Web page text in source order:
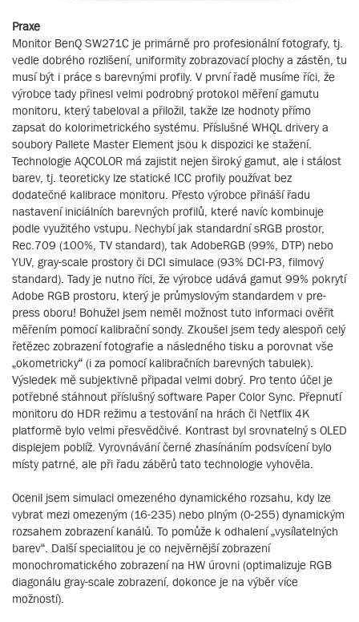
Praxe
Monitor BenQ SW271C je primárně pro profesionální fotografy, tj.
vedle dobrého rozlišení, uniformity zobrazovací plochy a zástěn, tu
musí být i práce s barevnými profily. V první řadě musíme říci, že
výrobce tady přinesl velmi podrobný protokol měření gamutu
monitoru, který tabeloval a přiložil, takže lze hodnoty přímo
zapsat do kolorimetrického systému. Příslušné WHQL drivery a
soubory Pallete Master Element jsou k dispozici ke stažení.
Technologie AQCOLOR má zajistit nejen široký gamut, ale i stálost
barev, tj. teoreticky lze statické ICC profily používat bez
dodatečné kalibrace monitoru. Přesto výrobce přináší řadu
nastavení iniciálních barevných profilů, které navíc kombinuje
podle využitého vstupu. Nechybí jak standardní sRGB prostor,
Rec.709 (100%, TV standard), tak AdobeRGB (99%, DTP) nebo
YUV, gray-scale prostory či DCI simulace (93% DCI-P3, filmový
standard). Tady je nutno říci, že výrobce udává gamut 99% pokrytí
Adobe RGB prostoru, který je průmyslovým standardem v pre-
press oboru! Bohužel jsem neměl možnost tuto informaci ověřit
měřením pomocí kalibrační sondy. Zkoušel jsem tedy alespoň celý
řetězec zobrazení fotografie a následného tisku a porovnat vše
„okometricky“ (i za pomocí kalibračních barevných tabulek).
Výsledek mě subjektivně připadal velmi dobrý. Pro tento účel je
potřebné stáhnout příslušný software Paper Color Sync. Přepnutí
monitoru do HDR režimu a testování na hrách či Netflix 4K
platformě bylo velmi přesvědčivé. Kontrast byl srovnatelný s OLED
displejem poblíž. Vyrovnávání černé zhasínáním podsvícení bylo
místy patrné, ale při řadu záběrů tato technologie vyhověla.
Ocenil jsem simulaci omezeného dynamického rozsahu, kdy lze
vybrat mezi omezeným (16-235) nebo plným (0-255) dynamickým
rozsahem zobrazení kanálů. To pomůže k odhalení „vysílatelných
barev“. Další specialitou je co nejvěrnější zobrazení
monochromatického zobrazení na HW úrovni (optimalizuje RGB
diagonálu gray-scale zobrazení, dokonce je na výběr více
možností).